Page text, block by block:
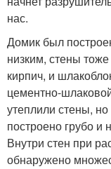
нас.
Домик был
низким, стены
кирпич, и
цементно-
утеплили стены,
построено грубо
Внутри стен при
обнаружено